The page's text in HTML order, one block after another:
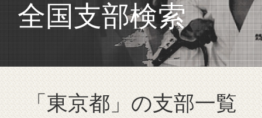
全国支部検索
「東京都」の支部一覧